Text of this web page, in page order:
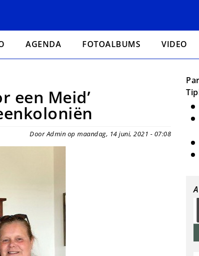
AGENDA FOTOALBUMS VIDEO
een Meid’
Door Admin op maandag, 14 juni, 2021 - 07:08